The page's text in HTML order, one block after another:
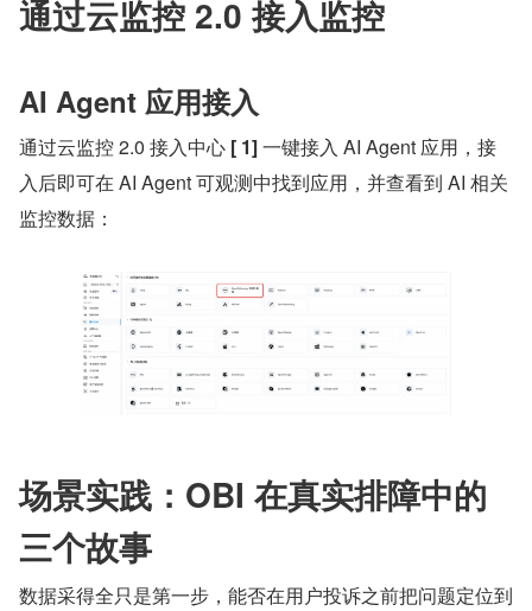
通过云监控 2.0 接入监控
AI Agent 应用接入
通过云监控 2.0 接入中心 [ 1] 一键接入 AI Agent 应用，接
入后即可在 AI Agent 可观测中找到应用，并查看到 AI 相关
监控数据：
场景实践：OBI 在真实排障中的
三个故事
数据采得全只是第一步，能否在用户投诉之前把问题定位到